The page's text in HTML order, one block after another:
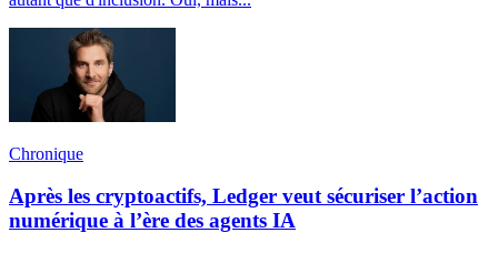
Chronique
Après les cryptoactifs, Ledger veut sécuriser l’action
numérique à l’ère des agents IA